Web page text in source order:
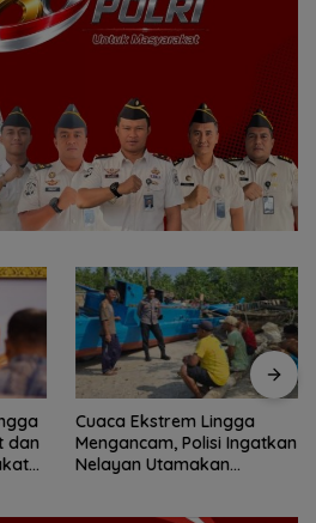
Cuaca Ekstrem Lingga
Mengancam, Polisi Ingatkan
Nelayan Utamakan